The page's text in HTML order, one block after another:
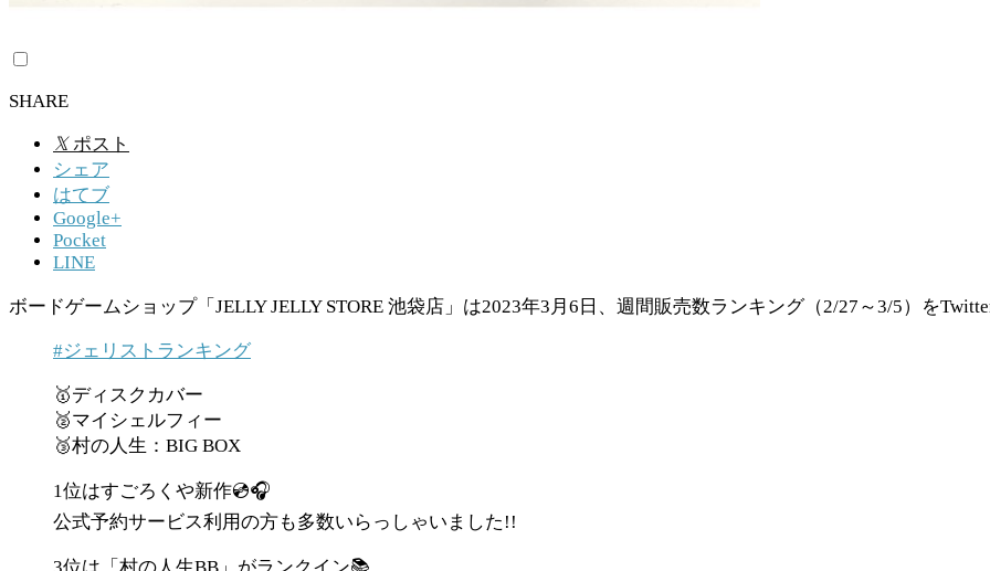
SHARE
𝕏 ポスト
シェア
はてブ
Google+
Pocket
LINE
ボードゲームショップ「JELLY JELLY STORE 池袋店」は2023年3月6日、週間販売数ランキング（2/27～3/5）を
#ジェリストランキング
🥇ディスクカバー
🥈マイシェルフィー
🥉村の人生：BIG BOX
1位はすごろくや新作💿🎧
公式予約サービス利用の方も多数いらっしゃいました!!